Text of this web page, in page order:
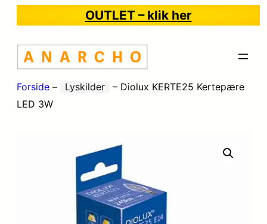
OUTLET – klik her
Forside – Lyskilder – Diolux KERTE25 Kertepære
LED 3W